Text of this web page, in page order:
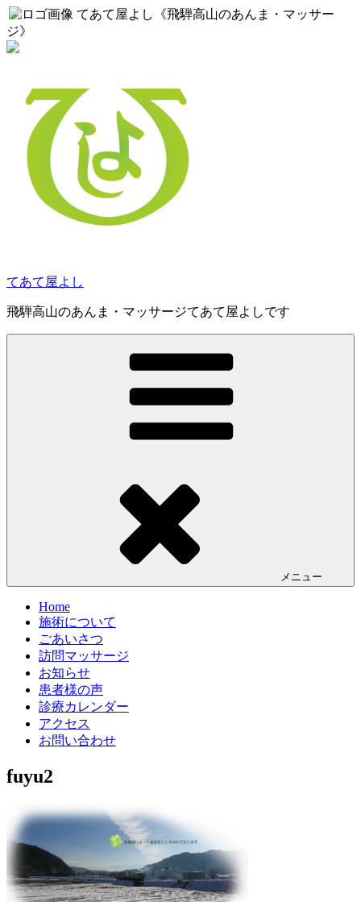
てあて屋よし《飛騨高山のあんま・マッサー
ジ》
コ
てあて屋よし
飛騨高山のあんま・マッサージてあて屋よしです
メニュー
Home
施術について
ごあいさつ
訪問マッサージ
お知らせ
患者様の声
診療カレンダー
アクセス
お問い合わせ
fuyu2